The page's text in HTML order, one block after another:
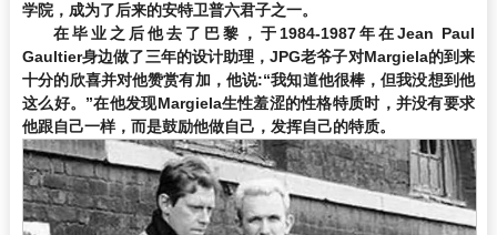
学院，成为了后来的安特卫普六君子之一。
在毕业之后他去了巴黎，于1984-1987年在Jean Paul
Gaultier身边做了三年的设计助理，JPG老爷子对Margiela的到来
十分的欣喜并对他赞赏有加，他说:“我知道他很棒，但我没想到他
这么好。 ”在他发现Margiela生性羞涩的性格特质时，并没有要求
他跟自己一样，而是鼓励他做自己，发挥自己的特质。